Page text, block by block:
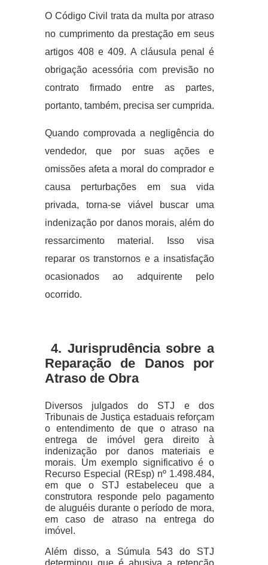
O Código Civil trata da multa por atraso
no cumprimento da prestação em seus
artigos 408 e 409. A cláusula penal é
obrigação acessória com previsão no
contrato firmado entre as partes,
portanto, também, precisa ser cumprida.
Quando comprovada a negligência do
vendedor, que por suas ações e
omissões afeta a moral do comprador e
causa perturbações em sua vida
privada, torna-se viável buscar uma
indenização por danos morais, além do
ressarcimento material. Isso visa
reparar os transtornos e a insatisfação
ocasionados ao adquirente pelo
ocorrido.
4. Jurisprudência sobre a
Reparação de Danos por
Atraso de Obra
Diversos julgados do STJ e dos
Tribunais de Justiça estaduais reforçam
o entendimento de que o atraso na
entrega de imóvel gera direito à
indenização por danos materiais e
morais. Um exemplo significativo é o
Recurso Especial (REsp) nº 1.498.484,
em que o STJ estabeleceu que a
construtora responde pelo pagamento
de aluguéis durante o período de mora,
em caso de atraso na entrega do
imóvel.
Além disso, a Súmula 543 do STJ